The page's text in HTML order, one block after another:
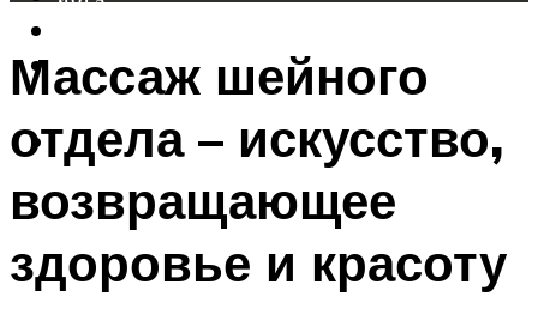
ФИТНЕС
МЕНЮ
Массаж шейного
отдела – искусство,
возвращающее
здоровье и красоту